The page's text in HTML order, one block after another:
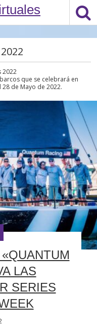
2022
que se celebrará en
de Mayo de 2022.
LAS
SERIES